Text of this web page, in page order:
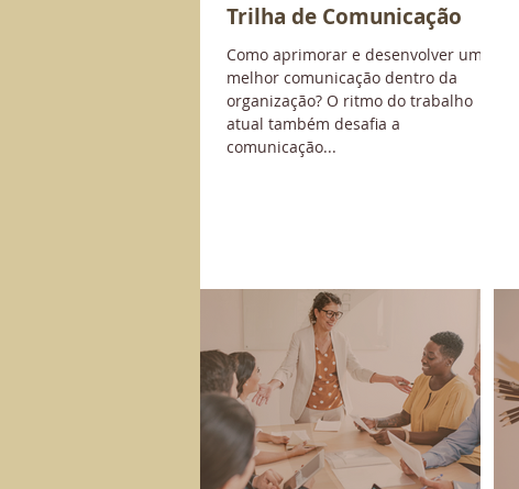
Trilha de Comunicação
Como aprimorar e desenvolver uma
melhor comunicação dentro da
organização? O ritmo do trabalho
atual também desafia a
comunicação...